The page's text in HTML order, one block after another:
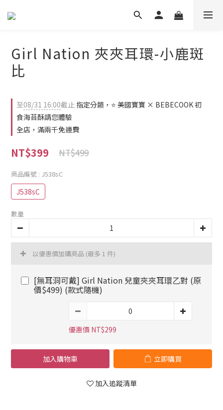
Girl Nation 夾夾耳環-小鹿斑
比
至08/31 16:00截止 指定分類，⭐ 美國寶寶 × BEBECOOK 初
食海苔酥請您體驗
全店，滿兩千免運費
NT$399 NT$499
商品編號 : J538sC
J538sC
數量
以優惠價加購商品 (最多 1 件)
[無耳洞可戴] Girl Nation 兒童夾夾耳環乙對 (原
價$499) (款式隨機)
優惠價 NT$299
加入購物車 立即購買
加入追蹤清單